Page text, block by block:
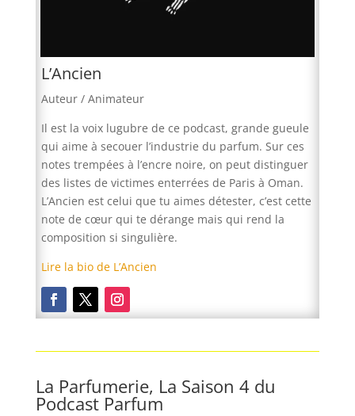
L’Ancien
Auteur / Animateur
Il est la voix lugubre de ce podcast, grande gueule
qui aime à secouer l’industrie du parfum. Sur ces
notes trempées à l’encre noire, on peut distinguer
des listes de victimes enterrées de Paris à Oman.
L’Ancien est celui que tu aimes détester, c’est cette
note de cœur qui te dérange mais qui rend la
composition si singulière.
Lire la bio de L’Ancien
La Parfumerie, La Saison 4 du
Podcast Parfum